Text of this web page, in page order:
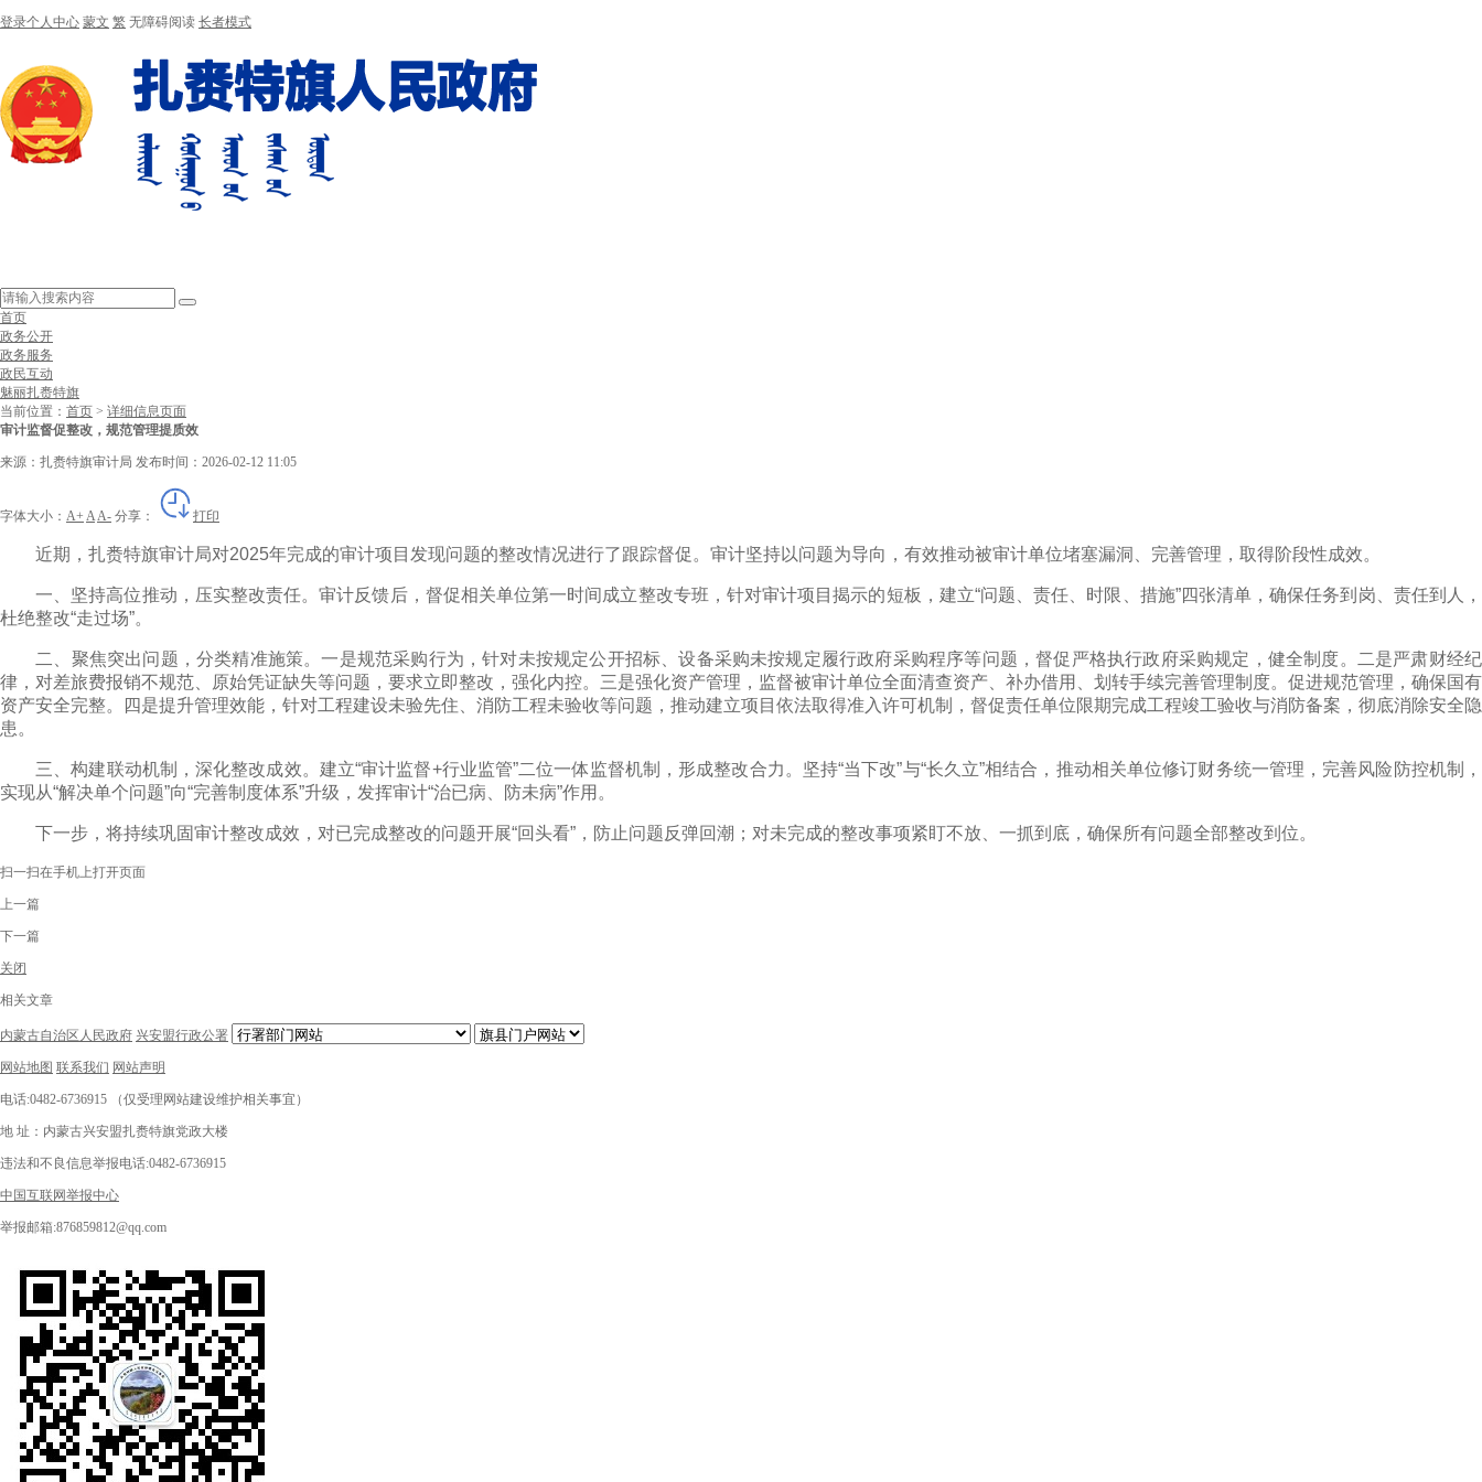
登录个人中心 蒙文 繁 无障碍阅读 长者模式
首页
政务公开
政务服务
政民互动
魅丽扎赉特旗
当前位置： 首页 > 详细信息页面
审计监督促整改，规范管理提质效
来源：扎赉特旗审计局 发布时间：2026-02-12 11:05
字体大小： A+ AA- 分享： 打印
近期，扎赉特旗审计局对2025年完成的审计项目发现问题的整改情况进行了跟踪督促。审计坚持以问题为导向，有效推动被审计单位堵塞漏洞、完善管理，取得阶段性成效。
一、坚持高位推动，压实整改责任。审计反馈后，督促相关单位第一时间成立整改专班，针对审计项目揭示的短板，建立“问题、责任、时限、措施”四张清单，确保任务到岗、责任到人，
杜绝整改“走过场”。
二、聚焦突出问题，分类精准施策。一是规范采购行为，针对未按规定公开招标、设备采购未按规定履行政府采购程序等问题，督促严格执行政府采购规定，健全制度。二是严肃财经纪
律，对差旅费报销不规范、原始凭证缺失等问题，要求立即整改，强化内控。三是强化资产管理，监督被审计单位全面清查资产、补办借用、划转手续完善管理制度。促进规范管理，确保国有
资产安全完整。四是提升管理效能，针对工程建设未验先住、消防工程未验收等问题，推动建立项目依法取得准入许可机制，督促责任单位限期完成工程竣工验收与消防备案，彻底消除安全隐
患。
三、构建联动机制，深化整改成效。建立“审计监督+行业监管”二位一体监督机制，形成整改合力。坚持“当下改”与“长久立”相结合，推动相关单位修订财务统一管理，完善风险防控机制，
实现从“解决单个问题”向“完善制度体系”升级，发挥审计“治已病、防未病”作用。
下一步，将持续巩固审计整改成效，对已完成整改的问题开展“回头看”，防止问题反弹回潮；对未完成的整改事项紧盯不放、一抓到底，确保所有问题全部整改到位。
扫一扫在手机上打开页面
上一篇
下一篇
关闭
相关文章
内蒙古自治区人民政府 兴安盟行政公署
网站地图 联系我们 网站声明
电话:0482-6736915 （仅受理网站建设维护相关事宜）
地 址：内蒙古兴安盟扎赉特旗党政大楼
违法和不良信息举报电话:0482-6736915
中国互联网举报中心
举报邮箱:876859812@qq.com